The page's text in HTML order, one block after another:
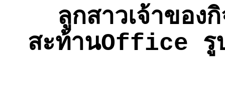
ลูกสาวเจ้าขอ
สะท้านOffice รูป